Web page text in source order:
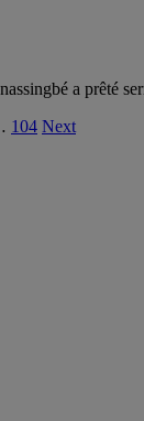
a prêté
104 Next